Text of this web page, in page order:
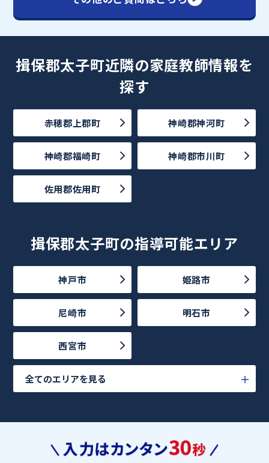
揖保郡太子町近隣の家庭教師情報を
探す
赤穂郡上郡町 神崎郡神河町
神崎郡福崎町 神崎郡市川町
佐用郡佐用町
揖保郡太子町の指導可能エリア
神戸市 姫路市
尼崎市 明石市
西宮市
全てのエリアを見る